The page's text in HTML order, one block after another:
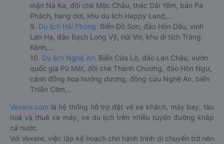
mận Nà Ka, đồi chè Mộc Châu, thác Dải Yếm, bản Pa
Phách, hang dơi, khu du lịch Happy Land,...
9. Du lịch Hải Phòng: Biển Đồ Sơn, đảo Hòn Dấu, vịnh
Lan Hạ, đảo Bạch Long Vỹ, núi Voi, khu di tích Tràng
Kênh,...
10. Du lịch Nghệ An: Biển Cửa Lò, đảo Lan Châu, vườn
quốc gia Pù Mát, đồi chè Thanh Chương, đảo Hòn Ngư,
cánh đồng hoa hướng dương, đồng cừu Nghệ An, biển
Thiên Cầm,...
Vexere.com là hệ thống hỗ trợ đặt vé xe khách, máy bay, tàu
hoả và thuê xe máy, xe du lịch trên nhiều tuyến đường khắp
cả nước.
Với Vexere, việc lập kế hoạch cho hành trình di chuyển trở nên